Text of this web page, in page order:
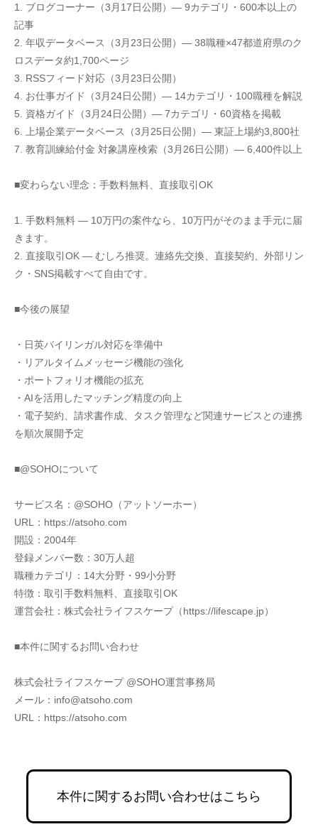
1. ブログコーナー（3月17日公開）— 9カテゴリ・600本以上の
記事
2. 年収データベース（3月23日公開）— 38職種×47都道府県のク
ロスデータ約1,700ページ
3. RSSフィード対応（3月23日公開）
4. お仕事ガイド（3月24日公開）— 14カテゴリ・100職種を解説
5. 資格ガイド（3月24日公開）— 7カテゴリ・60資格を掲載
6. 上場企業データベース（3月25日公開）— 東証上場約3,800社
7. 教育訓練給付金 対象講座検索（3月26日公開）— 6,400件以上
■変わらない理念：手数料無料、直接取引OK
1. 手数料無料 — 10万円の案件なら、10万円がそのまま手元に届
きます。
2. 直接取引OK — むしろ推奨。連絡先交換、直接契約、外部リン
ク・SNS掲載すべて自由です。
■今後の展望
・日英バイリンガル対応を準備中
・リアルタイムメッセージ機能の強化
・ポートフォリオ機能の拡充
・AIを活用したマッチング精度の向上
・電子契約、請求書作成、タスク管理など関連サービスとの連携
を順次展開予定
■@SOHOについて
サービス名：@SOHO（アットソーホー）
URL：https://atsoho.com
開設：2004年
登録メンバー数：30万人超
職種カテゴリ：14大分野・99小分野
特徴：取引手数料無料、直接取引OK
運営会社：株式会社ライフスケープ（https://lifescape.jp）
■本件に関するお問い合わせ
株式会社ライフスケープ @SOHO運営事務局
メール：info@atsoho.com
URL：https://atsoho.com
本件に関するお問い合わせはこちら